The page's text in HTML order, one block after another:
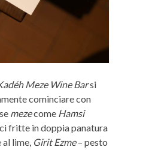
Meze Wine Barsi
cominciare con
mezecome Hamsi
fritte in doppia panatura
al lime, Girit Ezme– pesto